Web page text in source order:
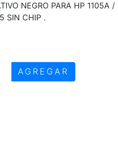
NEGRO PARA HP 1105A
SIN CHIP .
AGREGAR